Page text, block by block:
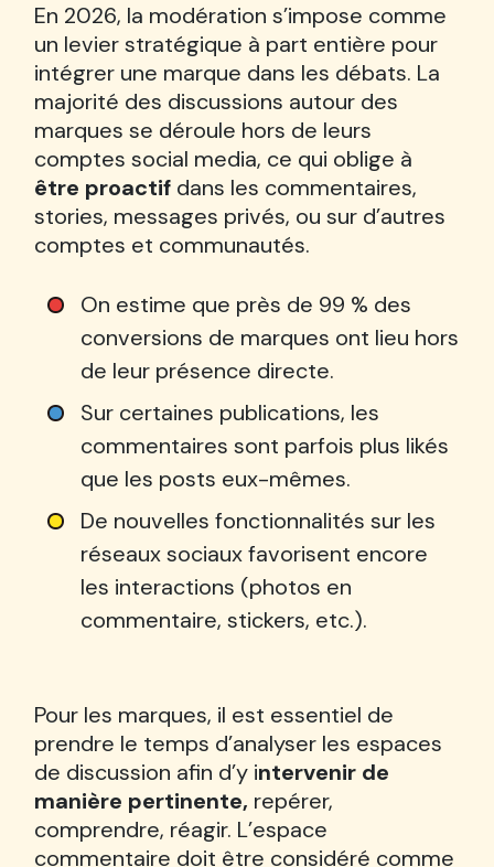
En 2026, la modération s’impose comme
un levier stratégique à part entière pour
intégrer une marque dans les débats. La
majorité des discussions autour des
marques se déroule hors de leurs
comptes social media, ce qui oblige à
être proactifdans les commentaires,
stories, messages privés, ou sur d’autres
comptes et communautés.
On estime que près de 99 % des
conversions de marques ont lieu hors
de leur présence directe.
Sur certaines publications, les
commentaires sont parfois plus likés
que les posts eux-mêmes.
De nouvelles fonctionnalités sur les
réseaux sociaux favorisent encore
les interactions (photos en
commentaire, stickers, etc.).
Pour les marques, il est essentiel de
prendre le temps d’analyser les espaces
de discussion afin d’y intervenir de
manière pertinente, repérer,
comprendre, réagir. L’espace
commentaire doit être considéré comme